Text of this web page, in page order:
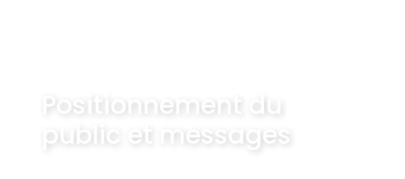
Positionnement du
public et messages